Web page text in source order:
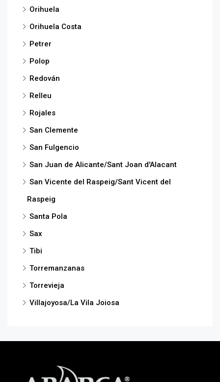
Orihuela
Orihuela Costa
Petrer
Polop
Redován
Relleu
Rojales
San Clemente
San Fulgencio
San Juan de Alicante/Sant Joan d'Alacant
San Vicente del Raspeig/Sant Vicent del
Raspeig
Santa Pola
Sax
Tibi
Torremanzanas
Torrevieja
Villajoyosa/La Vila Joiosa